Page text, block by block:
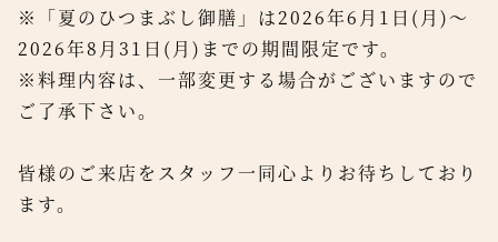
※「夏のひつまぶし御膳」は2026年6月1日(月)～
2026年8月31日(月)までの期間限定です。
※料理内容は、一部変更する場合がございますので
ご了承下さい。
皆様のご来店をスタッフ一同心よりお待ちしており
ます。